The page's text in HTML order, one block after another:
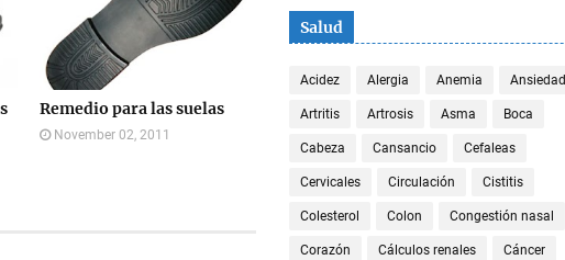
Remedio para las suelas
November 02, 2011
Salud
Acidez Alergia Anemia Ansiedad
Artritis Artrosis Asma Boca
Cabeza Cansancio Cefaleas
Cervicales Circulación Cistitis
Colesterol Colon Congestión nasal
Corazón Cálculos renales Cáncer